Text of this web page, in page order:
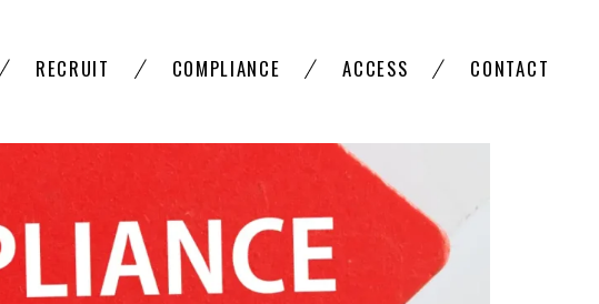
RECRUIT COMPLIANCE ACCESS CONTACT